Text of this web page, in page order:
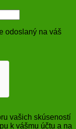
odoslaný na váš
vašich skúseností
k vášmu účtu a na